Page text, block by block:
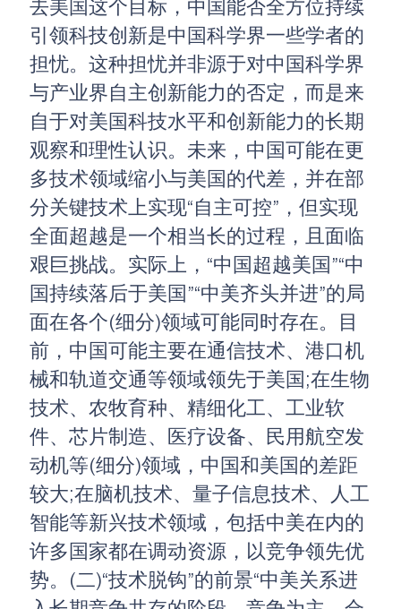
去美国这个目标，中国能否全方位持续
引领科技创新是中国科学界一些学者的
担忧。这种担忧并非源于对中国科学界
与产业界自主创新能力的否定，而是来
自于对美国科技水平和创新能力的长期
观察和理性认识。未来，中国可能在更
多技术领域缩小与美国的代差，并在部
分关键技术上实现“自主可控”，但实现
全面超越是一个相当长的过程，且面临
艰巨挑战。实际上，“中国超越美国”“中
国持续落后于美国”“中美齐头并进”的局
面在各个(细分)领域可能同时存在。目
前，中国可能主要在通信技术、港口机
械和轨道交通等领域领先于美国;在生物
技术、农牧育种、精细化工、工业软
件、芯片制造、医疗设备、民用航空发
动机等(细分)领域，中国和美国的差距
较大;在脑机技术、量子信息技术、人工
智能等新兴技术领域，包括中美在内的
许多国家都在调动资源，以竞争领先优
势。(二)“技术脱钩”的前景“中美关系进